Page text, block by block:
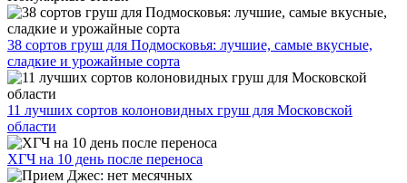
38 сортов груш для Подмосковья: лучшие, самые вкусные,
сладкие и урожайные сорта
11 лучших сортов колоновидных груш для Московской
области
ХГЧ на 10 день после переноса